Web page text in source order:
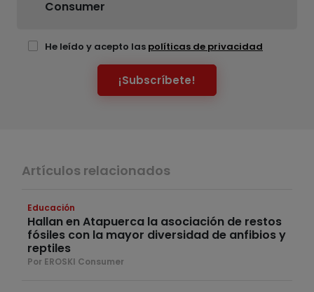
Consumer
He leído y acepto las políticas de privacidad
¡Subscríbete!
Artículos relacionados
Educación
Hallan en Atapuerca la asociación de restos
fósiles con la mayor diversidad de anfibios y
reptiles
Por EROSKI Consumer